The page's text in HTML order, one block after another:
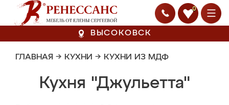
0
ВЫСОКОВСК
ГЛАВНАЯ → КУХНИ → КУХНИ ИЗ МДФ
Кухня "Джульетта"